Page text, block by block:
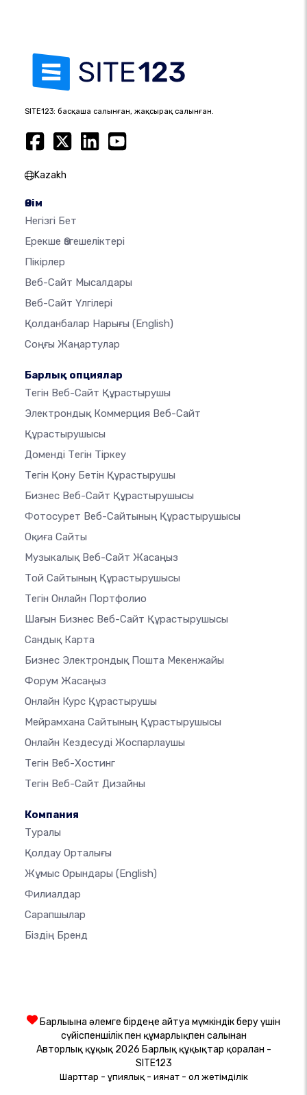
SITE123: басқаша салынған, жақсырақ салынған.
Kazakh
Өнім
Негізгі Бет
Ерекше Өзгешеліктері
Пікірлер
Веб-Сайт Мысалдары
Веб-Сайт Үлгілері
Қолданбалар Нарығы (English)
Соңғы Жаңартулар
Барлық опциялар
Тегін Веб-Сайт Құрастырушы
Электрондық Коммерция Веб-Сайт
Құрастырушысы
Доменді Тегін Тіркеу
Тегін Қону Бетін Құрастырушы
Бизнес Веб-Сайт Құрастырушысы
Фотосурет Веб-Сайтының Құрастырушысы
Оқиға Сайты
Музыкалық Веб-Сайт Жасаңыз
Той Сайтының Құрастырушысы
Тегін Онлайн Портфолио
Шағын Бизнес Веб-Сайт Құрастырушысы
Сандық Карта
Бизнес Электрондық Пошта Мекенжайы
Форум Жасаңыз
Онлайн Курс Құрастырушы
Мейрамхана Сайтының Құрастырушысы
Онлайн Кездесуді Жоспарлаушы
Тегін Веб-Хостинг
Тегін Веб-Сайт Дизайны
Компания
Туралы
Қолдау Орталығы
Жұмыс Орындары (English)
Филиалдар
Сарапшылар
Біздің Бренд
Барлығына әлемге бірдеңе айтуға мүмкіндік беру үшін
сүйіспеншілік пен құмарлықпен салынған
Авторлық құқық 2026 Барлық құқықтар қорғалған -
SITE123
Шарттар - Құпиялық- Қиянат- Қол жетімділік